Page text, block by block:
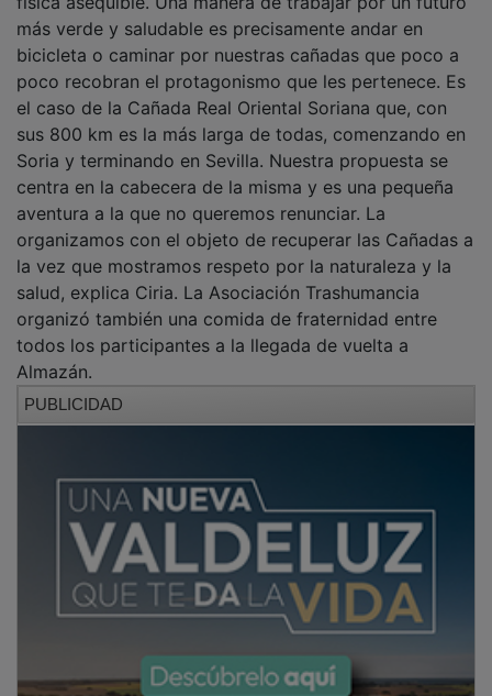
más verde y saludable es precisamente andar en
bicicleta o caminar por nuestras cañadas que poco a
poco recobran el protagonismo que les pertenece. Es
el caso de la Cañada Real Oriental Soriana que, con
sus 800 km es la más larga de todas, comenzando en
Soria y terminando en Sevilla. Nuestra propuesta se
centra en la cabecera de la misma y es una pequeña
aventura a la que no queremos renunciar. La
organizamos con el objeto de recuperar las Cañadas a
la vez que mostramos respeto por la naturaleza y la
salud, explica Ciria. La Asociación Trashumancia
organizó también una comida de fraternidad entre
todos los participantes a la llegada de vuelta a
Almazán.